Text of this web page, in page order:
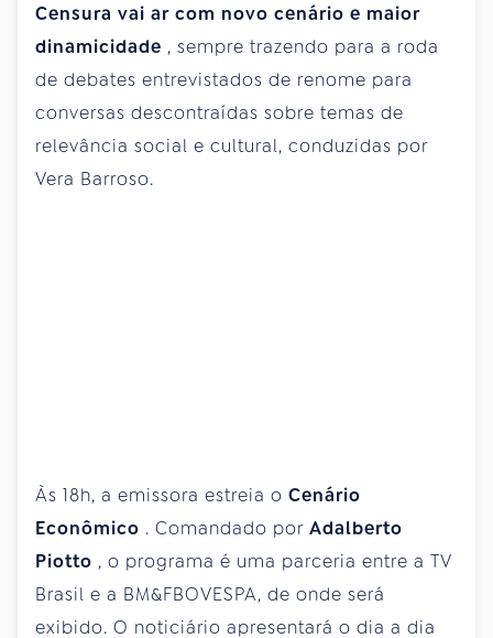
Censura vai ar com novo cenário e maior
dinamicidade , sempre trazendo para a roda
de debates entrevistados de renome para
conversas descontraídas sobre temas de
relevância social e cultural, conduzidas por
Vera Barroso.
Às 18h, a emissora estreia o Cenário
Econômico . Comandado por Adalberto
Piotto , o programa é uma parceria entre a TV
Brasil e a BM&FBOVESPA, de onde será
exibido. O noticiário apresentará o dia a dia